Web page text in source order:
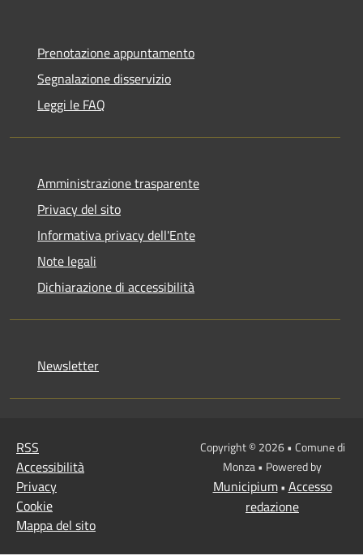
Prenotazione appuntamento
Segnalazione disservizio
Leggi le FAQ
Amministrazione trasparente
Privacy del sito
Informativa privacy dell'Ente
Note legali
Dichiarazione di accessibilità
Newsletter
RSS
Accessibilità
Privacy
Cookie
Mappa del sito
Copyright © 2026 • Comune di
Monza • Powered by
Municipium• Accesso
redazione